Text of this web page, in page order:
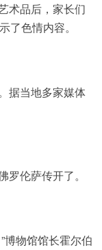
术品后，家长们
了色情内容。
据当地多家媒体
伦萨传开了。
博物馆馆长霍尔伯